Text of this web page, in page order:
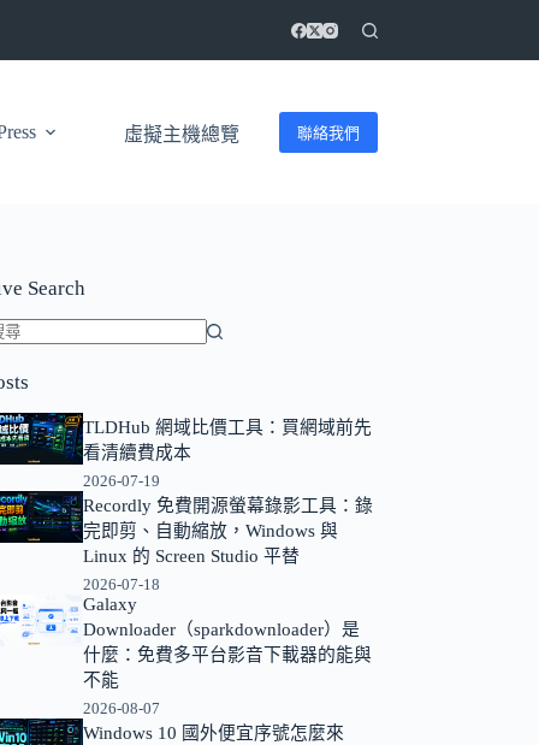
虛擬主機總覽 聯絡我們
Search
TLDHub 網域比價工具：買網域前先
看清續費成本
2026-07-19
Recordly 免費開源螢幕錄影工具：錄
完即剪、自動縮放，Windows 與
Linux 的 Screen Studio 平替
2026-07-18
Galaxy
Downloader（sparkdownloader）是
什麼：免費多平台影音下載器的能與
不能
2026-08-07
Windows 10 國外便宜序號怎麼來